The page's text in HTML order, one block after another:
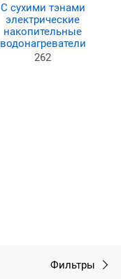
С сухими тэнами
электрические
накопительные
водонагреватели
262
Фильтры